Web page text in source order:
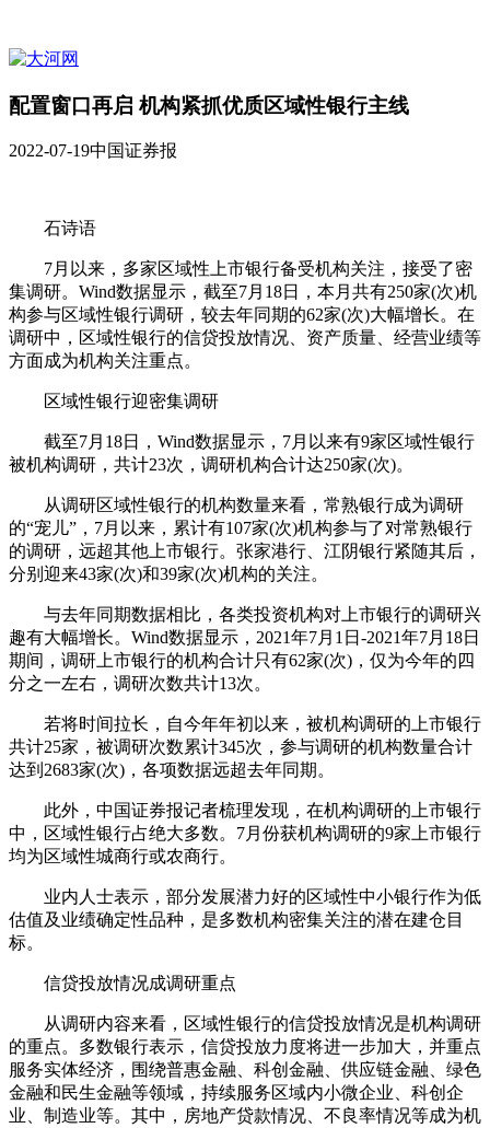
配置窗口再启 机构紧抓优质区域性银行主线
2022-07-19中国证券报
石诗语
7月以来，多家区域性上市银行备受机构关注，接受了密
集调研。Wind数据显示，截至7月18日，本月共有250家(次)机
构参与区域性银行调研，较去年同期的62家(次)大幅增长。在
调研中，区域性银行的信贷投放情况、资产质量、经营业绩等
方面成为机构关注重点。
区域性银行迎密集调研
截至7月18日，Wind数据显示，7月以来有9家区域性银行
被机构调研，共计23次，调研机构合计达250家(次)。
从调研区域性银行的机构数量来看，常熟银行成为调研
的“宠儿”，7月以来，累计有107家(次)机构参与了对常熟银行
的调研，远超其他上市银行。张家港行、江阴银行紧随其后，
分别迎来43家(次)和39家(次)机构的关注。
与去年同期数据相比，各类投资机构对上市银行的调研兴
趣有大幅增长。Wind数据显示，2021年7月1日-2021年7月18日
期间，调研上市银行的机构合计只有62家(次)，仅为今年的四
分之一左右，调研次数共计13次。
若将时间拉长，自今年年初以来，被机构调研的上市银行
共计25家，被调研次数累计345次，参与调研的机构数量合计
达到2683家(次)，各项数据远超去年同期。
此外，中国证券报记者梳理发现，在机构调研的上市银行
中，区域性银行占绝大多数。7月份获机构调研的9家上市银行
均为区域性城商行或农商行。
业内人士表示，部分发展潜力好的区域性中小银行作为低
估值及业绩确定性品种，是多数机构密集关注的潜在建仓目
标。
信贷投放情况成调研重点
从调研内容来看，区域性银行的信贷投放情况是机构调研
的重点。多数银行表示，信贷投放力度将进一步加大，并重点
服务实体经济，围绕普惠金融、科创金融、供应链金融、绿色
金融和民生金融等领域，持续服务区域内小微企业、科创企
业、制造业等。其中，房地产贷款情况、不良率情况等成为机